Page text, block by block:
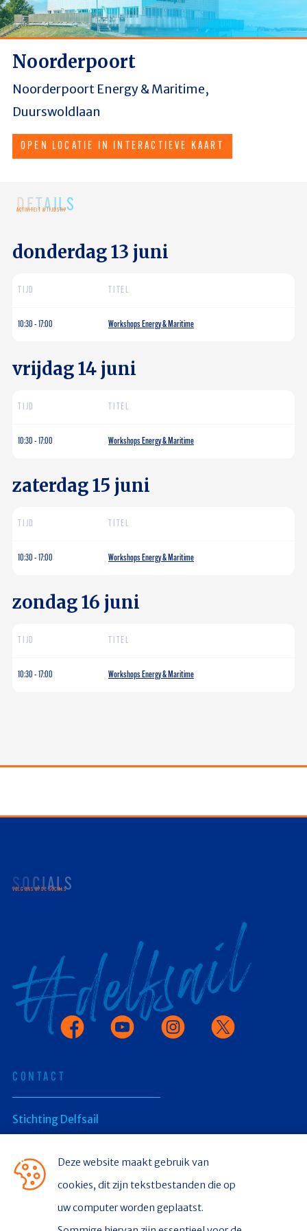
Noorderpoort
Noorderpoort Energy & Maritime,
Duurswoldlaan
OPEN LOCATIE IN INTERACTIEVE KAART
DETAILS
ACTIVITEIT & TIJDSTIP
donderdag 13 juni
TIJD TITEL
10:30 - 17:00 Workshops Energy & Maritime
vrijdag 14 juni
TIJD TITEL
10:30 - 17:00 Workshops Energy & Maritime
zaterdag 15 juni
TIJD TITEL
10:30 - 17:00 Workshops Energy & Maritime
zondag 16 juni
TIJD TITEL
10:30 - 17:00 Workshops Energy & Maritime
SOCIALS
VOLG ONS OP DE SOCIALS
Facebook Youtube Instagram
CONTACT
Stichting Delfsail
9930 AH Delfzijl
Deze website maakt gebruik van
cookies, dit zijn tekstbestanden die op
uw computer worden geplaatst.